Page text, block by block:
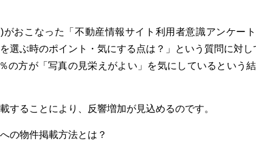
おこなった「不動産情報サイト利用者意識アンケー
選ぶ時のポイント・気にする点は？」という質問に対し
の方が「写真の見栄えがよい」を気にしているという
することにより、反響増加が見込めるのです。
の物件掲載方法とは？